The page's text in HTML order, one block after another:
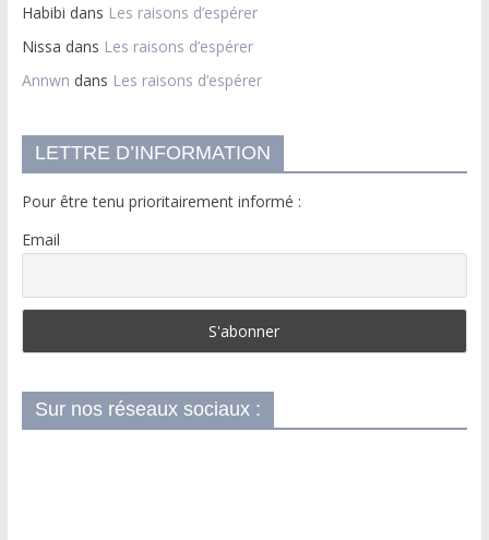
Habibi dans Les raisons d’espérer
Nissa dans Les raisons d’espérer
Annwn dans Les raisons d’espérer
LETTRE D’INFORMATION
Pour être tenu prioritairement informé :
Email
Sur nos réseaux sociaux :